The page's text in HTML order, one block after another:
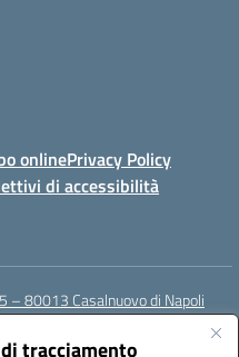
tracciamento
onlinePrivacy Policy
di accessibilità
– 80013 Casalnuovo di Napoli